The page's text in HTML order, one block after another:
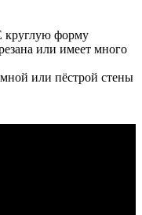
форму
или имеет много
или пёстрой стены